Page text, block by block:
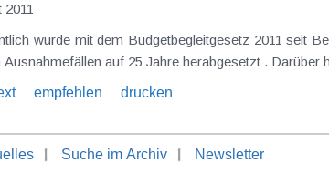
2011 seit Beginn des Jahres die Altersobergrenze für die Auszahlung der Familienbeihilfe auf 24 Jahre
empfehlen drucken
Suche im Archiv Newsletter